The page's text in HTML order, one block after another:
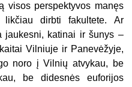
visos perspektyvos manęs
likčiau dirbti fakultete. Ar
jaukesni, katinai ir šunys –
Vilniuje ir Panevėžyje,
noro į Vilnių atvykau, be
be didesnės euforijos